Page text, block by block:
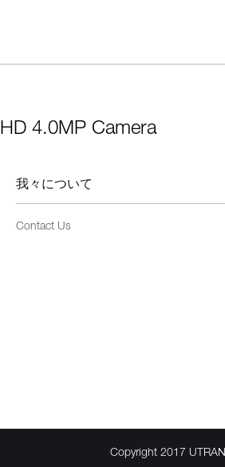
HD 4.0MP Camera
我々について
Contact Us
Copyright 2017